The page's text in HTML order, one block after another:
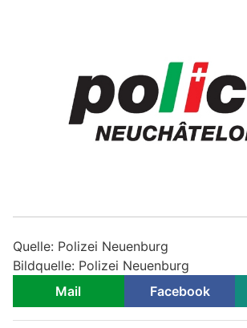
Quelle: Polizei Neuenburg
Bildquelle: Polizei Neuenburg
Mail
Facebook